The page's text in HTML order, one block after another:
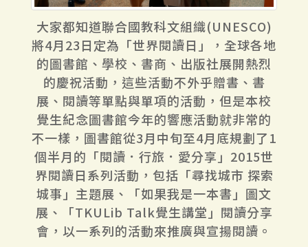
大家都知道聯合國教科文組織(UNESCO)
將4月23日定為「世界閱讀日」，全球各地
的圖書館、學校、書商、出版社展開熱烈
的慶祝活動，這些活動不外乎贈書、書
展、閱讀等單點與單項的活動，但是本校
覺生紀念圖書館今年的響應活動就非常的
不一樣，圖書館從3月中旬至4月底規劃了1
個半月的「閱讀．行旅．愛分享」2015世
界閱讀日系列活動，包括「尋找城市 探索
城事」主題展、「如果我是一本書」圖文
展、「TKULib Talk覺生講堂」閱讀分享
會，以一系列的活動來推廣與宣揚閱讀。